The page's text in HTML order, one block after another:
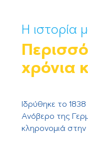
Η ιστορία
χρόνια
Ιδρύθηκε το
Ανόβερο της
κληρονομιά